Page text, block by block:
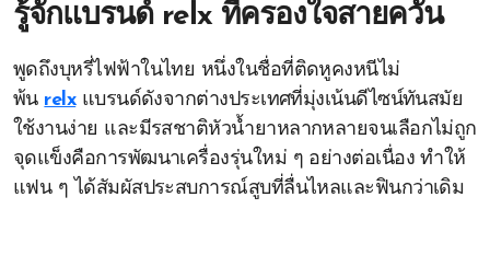
รู้จักแบรนด์ relxที่ครองใจสายควัน
พูดถึงบุหรี่ไฟฟ้าในไทย หนึ่งในชื่อที่ติดหูคงหนีไม่
พ้น relxแบรนด์ดังจากต่างประเทศที่มุ่งเน้นดีไซน์ทันสมัย
ใช้งานง่าย และมีรสชาติหัวน้ำยาหลากหลายจนเลือกไม่ถูก
จุดแข็งคือการพัฒนาเครื่องรุ่นใหม่ ๆ อย่างต่อเนื่อง ทำให้
แฟน ๆ ได้สัมผัสประสบการณ์สูบที่ลื่นไหลและฟินกว่าเดิม